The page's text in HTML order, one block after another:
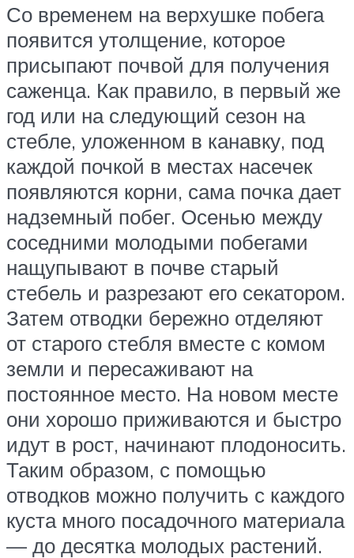
Со временем на верхушке побега
появится утолщение, которое
присыпают почвой для получения
саженца. Как правило, в первый же
год или на следующий сезон на
стебле, уложенном в канавку, под
каждой почкой в местах насечек
появляются корни, сама почка дает
надземный побег. Осенью между
соседними молодыми побегами
нащупывают в почве старый
стебель и разрезают его секатором.
Затем отводки бережно отделяют
от старого стебля вместе с комом
земли и пересаживают на
постоянное место. На новом месте
они хорошо приживаются и быстро
идут в рост, начинают плодоносить.
Таким образом, с помощью
отводков можно получить с каждого
куста много посадочного материала
— до десятка молодых растений.